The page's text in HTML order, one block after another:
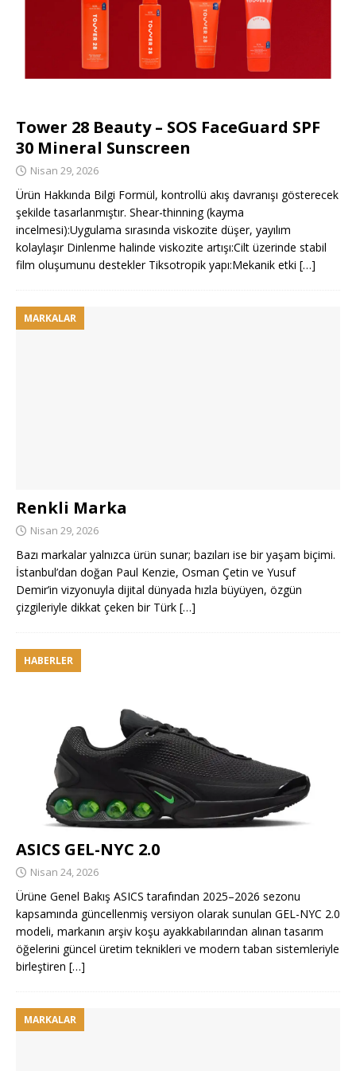
Tower 28 Beauty – SOS FaceGuard SPF
30 Mineral Sunscreen
Nisan 29, 2026
Ürün Hakkında Bilgi Formül, kontrollü akış davranışı gösterecek
şekilde tasarlanmıştır. Shear-thinning (kayma
incelmesi):Uygulama sırasında viskozite düşer, yayılım
kolaylaşır Dinlenme halinde viskozite artışı:Cilt üzerinde stabil
film oluşumunu destekler Tiksotropik yapı:Mekanik etki […]
MARKALAR
Renkli Marka
Nisan 29, 2026
Bazı markalar yalnızca ürün sunar; bazıları ise bir yaşam biçimi.
İstanbul’dan doğan Paul Kenzie, Osman Çetin ve Yusuf
Demir’in vizyonuyla dijital dünyada hızla büyüyen, özgün
çizgileriyle dikkat çeken bir Türk […]
HABERLER
ASICS GEL-NYC 2.0
Nisan 24, 2026
Ürüne Genel Bakış ASICS tarafından 2025–2026 sezonu
kapsamında güncellenmiş versiyon olarak sunulan GEL-NYC 2.0
modeli, markanın arşiv koşu ayakkabılarından alınan tasarım
öğelerini güncel üretim teknikleri ve modern taban sistemleriyle
birleştiren […]
MARKALAR